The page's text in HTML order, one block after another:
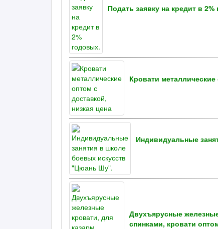
Подать заявку на кредит в
Кровати
Индивидуальные
Двухъярусные
спинками, кровати